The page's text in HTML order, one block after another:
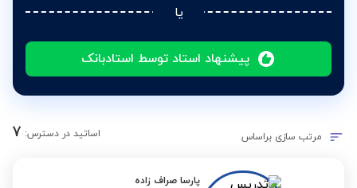
یا
پیشنهاد استاد توسط استادبانک
مرتب سازی براساس اساتید در دسترس: 7
پارسا صراف زاده